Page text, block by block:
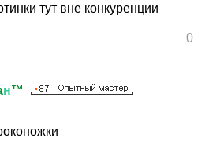
тут вне конкуренции
0
н™